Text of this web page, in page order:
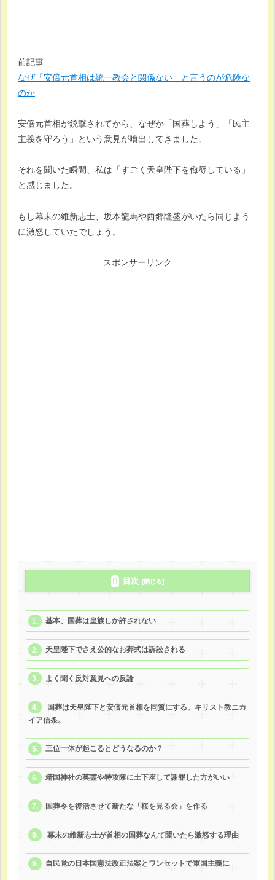
前記事
なぜ「安倍元首相は統一教会と関係ない」と言うのが危険な
のか
安倍元首相が銃撃されてから、なぜか「国葬しよう」「民主
主義を守ろう」という意見が噴出してきました。
それを聞いた瞬間、私は「すごく天皇陛下を侮辱している」
と感じました。
もし幕末の維新志士、坂本龍馬や西郷隆盛がいたら同じよう
に激怒していたでしょう。
スポンサーリンク
目次
基本、国葬は皇族しか許されない
天皇陛下でさえ公的なお葬式は訴訟される
よく聞く反対意見への反論
国葬は天皇陛下と安倍元首相を同質にする。キリスト教ニカ
イア信条。
三位一体が起こるとどうなるのか？
靖国神社の英霊や特攻隊に土下座して謝罪した方がいい
国葬令を復活させて新たな「桜を見る会」を作る
幕末の維新志士が首相の国葬なんて聞いたら激怒する理由
自民党の日本国憲法改正法案とワンセットで軍国主義に